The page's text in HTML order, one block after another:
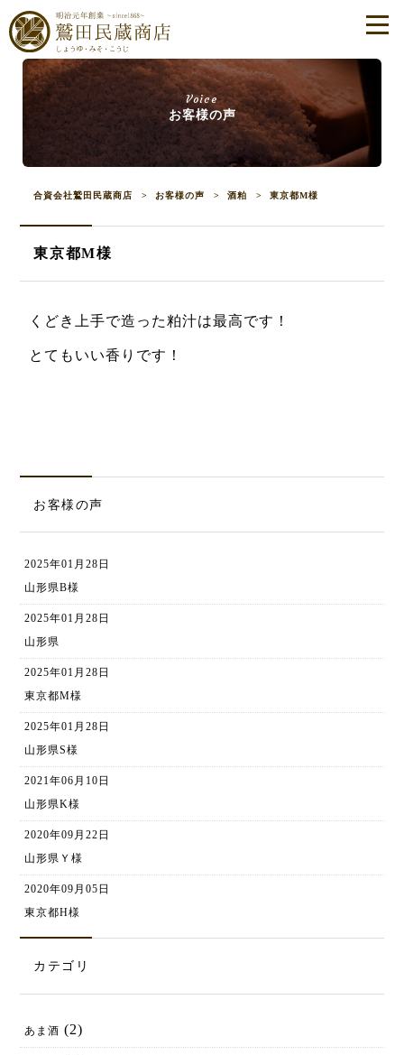
Voice
お客様の声
合資会社鷲田民蔵商店 > お客様の声 > 酒粕 > 東京都M様
東京都M様
くどき上手で造った粕汁は最高です！
とてもいい香りです！
お客様の声
2025年01月28日
山形県B様
2025年01月28日
山形県
2025年01月28日
東京都M様
2025年01月28日
山形県S様
2021年06月10日
山形県K様
2020年09月22日
山形県Ｙ様
2020年09月05日
東京都H様
カテゴリ
あま酒 (2)